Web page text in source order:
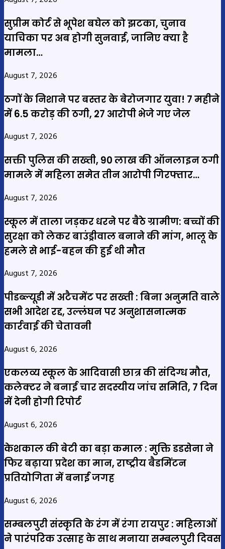
सुप्रीम कोर्ट से भूपेश बघेल को झटका, चुनाव
याचिका पर अब होगी सुनवाई, जानिए क्या है
मामला…
August 7, 2026
ठगों के निशाने पर बस्तर के बेरोजगार युवा! 7 महीने
में 6.5 करोड़ की ठगी, 27 आरोपी भेजे गए जेल
August 7, 2026
सक्ती पुलिस की सख्ती, 90 लाख की ऑनलाइन ठगी
मामले में महिला समेत तीन आरोपी गिरफ्तार…
August 7, 2026
स्कूल में ताला जड़कर धरने पर बैठे ग्रामीण: बच्चों की
सुरक्षा को लेकर बाउंड्रीवाल बनाने की मांग, भालू के
हमले से भाई-बहन की हुई थी मौत
August 7, 2026
पीडब्ल्यूडी में अटैचमेंट पर सख्ती : बिना अनुमति वाले
सभी आदेश रद्द, उल्लंघन पर अनुशासनात्मक
कार्रवाई की चेतावनी
August 6, 2026
एकलव्य स्कूल के आदिवासी छात्र की संदिग्ध मौत,
कलेक्टर ने बनाई चार सदस्यीय जांच समिति, 7 दिन
में देनी होगी रिपोर्ट
August 6, 2026
केशकाल की बेटी का बड़ा कमाल : मुक्ति डडसेना ने
फिर बढ़ाया प्रदेश का मान, राष्ट्रीय बैडमिंटन
प्रतियोगिता में बनाई जगह
August 6, 2026
सम्बलपुरी संस्कृति के रंग में रंगा रायपुर : महिलाओं
ने पारंपरिक उत्साह के साथ मनाया सम्बलपुरी दिवस